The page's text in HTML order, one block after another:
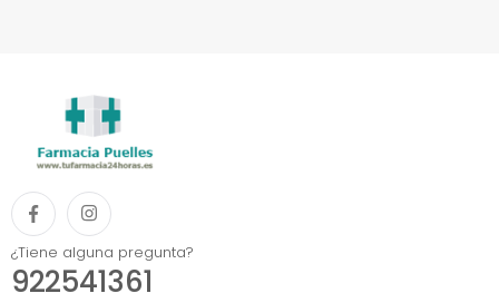
¿Tiene alguna pregunta?
922541361